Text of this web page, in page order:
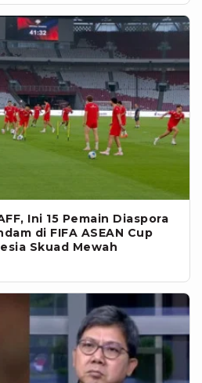
Ini 15 Pemain Diaspora
di FIFA ASEAN Cup
Skuad Mewah